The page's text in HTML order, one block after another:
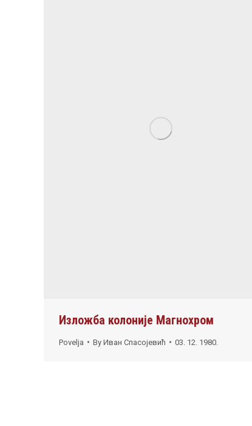
Изложба колоније Магнохром
Povelja By Иван Спасојевић 03. 12. 1980.